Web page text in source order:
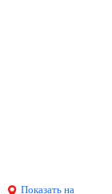
Показать на